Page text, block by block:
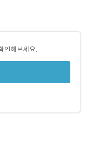
인해보세요.